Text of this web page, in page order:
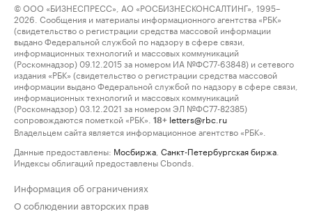
© ООО «БИЗНЕСПРЕСС», АО «РОСБИЗНЕСКОНСАЛТИНГ», 1995–
2026. Сообщения и материалы информационного агентства «РБК»
(свидетельство о регистрации средства массовой информации
выдано Федеральной службой по надзору в сфере связи,
информационных технологий и массовых коммуникаций
(Роскомнадзор) 09.12.2015 за номером ИА №ФС77-63848) и сетевого
издания «РБК» (свидетельство о регистрации средства массовой
информации выдано Федеральной службой по надзору в сфере связи,
информационных технологий и массовых коммуникаций
(Роскомнадзор) 03.12.2021 за номером ЭЛ №ФС77-82385)
сопровождаются пометкой «РБК».
18+ letters@rbc.ru
Владельцем сайта является информационное агентство «РБК».
Данные предоставлены: Мосбиржа Санкт-Петербургская биржа
Индексы облигаций предоставлены Cbonds.
Информация об ограничениях
О соблюдении авторских прав